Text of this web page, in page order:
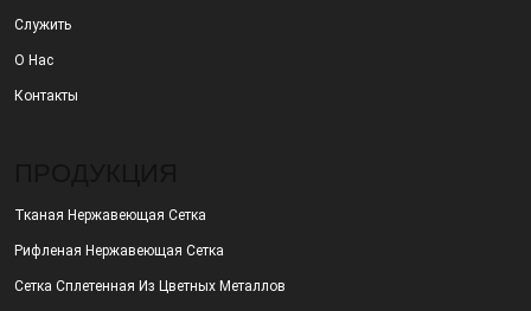
Служить
О Нас
Контакты
Тканая Нержавеющая Сетка
Рифленая Нержавеющая Сетка
Сетка Сплетенная Из Цветных Металлов